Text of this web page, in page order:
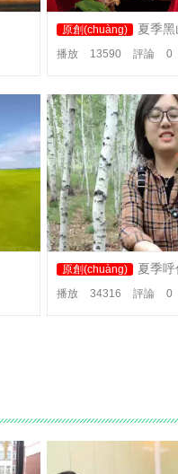
原創(chuàng) 夏季
播放 13590 評論 0
原創(chuàng) 夏季
播放 34316 評論 0